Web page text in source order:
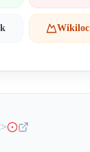
Wikiloc
>